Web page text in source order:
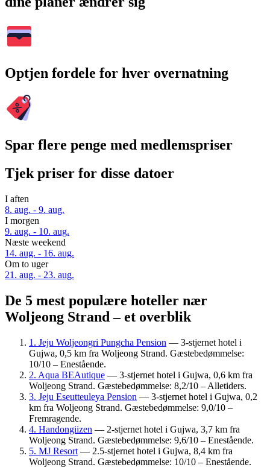
Optjen fordele for hver overnatning
Spar flere penge med medlemspriser
Tjek priser for disse datoer
I aften
8. aug. - 9. aug.
I morgen
9. aug. - 10. aug.
Næste weekend
14. aug. - 16. aug.
Om to uger
21. aug. - 23. aug.
De 5 mest populære hoteller nær
Woljeong Strand – et overblik
1. Jeju Woljeongri Pungcha Pension — 3-stjernet hotel i
Gujwa, 0,5 km fra Woljeong Strand. Gæstebedømmelse:
10/10 – Enestående.
2. Aqua BEAutique — 3-stjernet hotel i Gujwa, 0,6 km fra
Woljeong Strand. Gæstebedømmelse: 8,2/10 – Alletiders.
3. Jeju Eseutteuleya Pension — 3-stjernet hotel i Gujwa, 0,2
km fra Woljeong Strand. Gæstebedømmelse: 9,0/10 –
Fremragende.
4. Handongiizen — 2-stjernet hotel i Gujwa, 3,7 km fra
Woljeong Strand. Gæstebedømmelse: 9,6/10 – Enestående.
5. MJ Resort — 2.5-stjernet hotel i Gujwa, 8,4 km fra
Woljeong Strand. Gæstebedømmelse: 10/10 – Enestående.